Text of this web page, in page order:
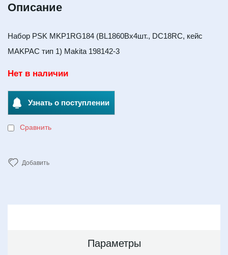
Нет в наличии
Узнать о поступлении
Сравнить
Добавить
Описание
Набор PSK MKP1RG184 (BL1860Bx4шт., DC18RC, кейс
MAKPAC тип 1) Makita 198142-3
Параметры